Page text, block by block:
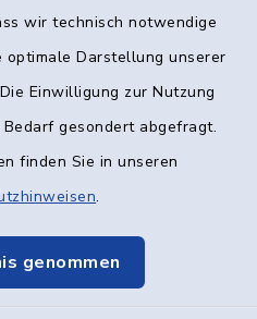
wir technisch notwendige
optimale Darstellung unserer
Einwilligung zur Nutzung
gesondert abgefragt.
finden Sie in unseren
.
genommen